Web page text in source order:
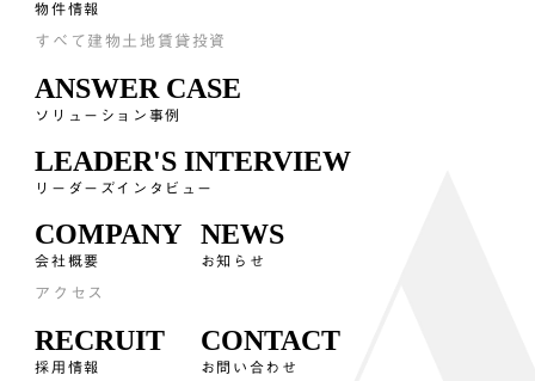
物件情報
すべて 建物 土地賃貸投資
ANSWER CASE
ソリューション事例
LEADER'S INTERVIEW
リーダーズインタビュー
COMPANY
会社概要
アクセス
NEWS
お知らせ
RECRUIT
採用情報
CONTACT
お問い合わせ